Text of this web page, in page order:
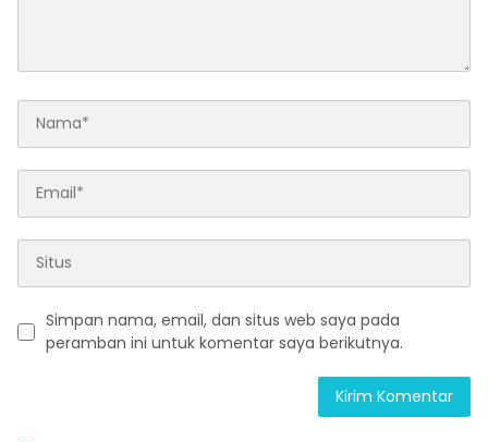
Simpan nama, email, dan situs web saya pada
peramban ini untuk komentar saya berikutnya.